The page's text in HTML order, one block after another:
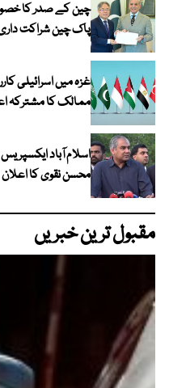
چین کے صدر کا
پاک چین شراکت
ممالک کا مشترکہ
اسلام آباد
محسن نقوی کا اعلان
مقبول ترین خبریں